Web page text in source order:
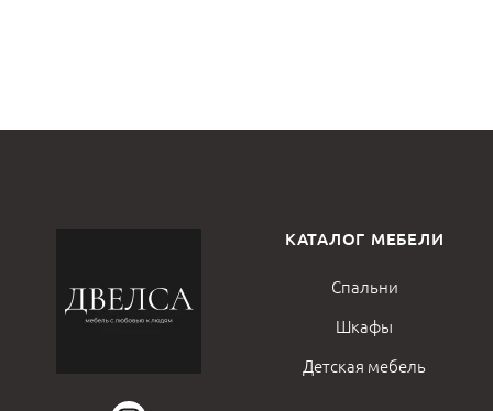
КАТАЛОГ МЕБЕЛИ
Спальни
Шкафы
Детская мебель